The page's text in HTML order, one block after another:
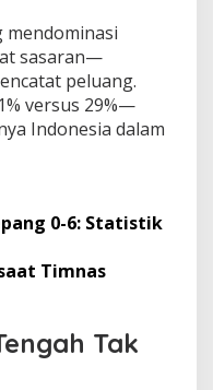
mendominasi
sasaran—
peluang.
versus 29%—
Indonesia dalam
0-6: Statistik
Timnas
Tak